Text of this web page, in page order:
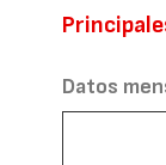
Datos